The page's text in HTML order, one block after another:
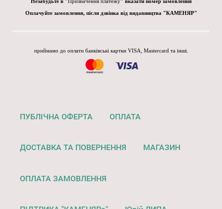
Незабудьте в "Призначення платежу" вказати номер замовлення
Оплачуйте замовлення, після дзвінка від видавництва "КАМЕНЯР"
приймамо до оплати банківські картки VISA, Mastercard та інші.
ПУБЛІЧНА ОФЕРТА ОПЛАТА
ДОСТАВКА ТА ПОВЕРНЕННЯ МАГАЗИН
ОПЛАТА ЗАМОВЛЕННЯ